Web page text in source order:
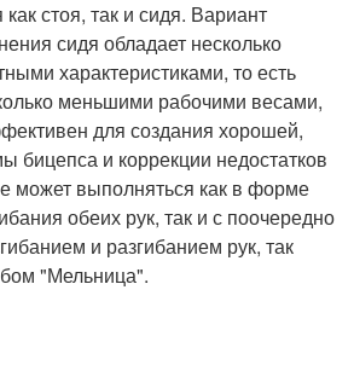
стоя, так и сидя. Вариант
сидя обладает несколько
характеристиками, то есть
меньшими рабочими весами,
для создания хорошей,
бицепса и коррекции недостатков
выполняться как в форме
обеих рук, так и с поочередно
и разгибанием рук, так
"Мельница".